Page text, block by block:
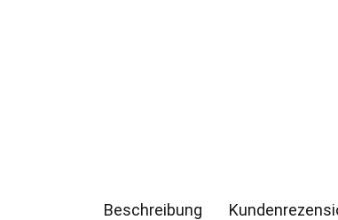
Beschreibung